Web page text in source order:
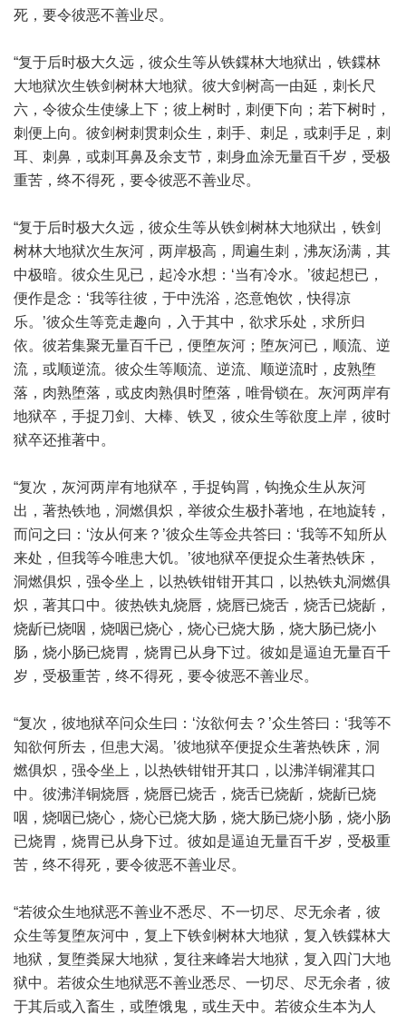
死，要令彼恶不善业尽。
“复于后时极大久远，彼众生等从铁鍱林大地狱出，铁鍱林
大地狱次生铁剑树林大地狱。彼大剑树高一由延，刺长尺
六，令彼众生使缘上下；彼上树时，刺便下向；若下树时，
刺便上向。彼剑树刺贯刺众生，刺手、刺足，或刺手足，刺
耳、刺鼻，或刺耳鼻及余支节，刺身血涂无量百千岁，受极
重苦，终不得死，要令彼恶不善业尽。
“复于后时极大久远，彼众生等从铁剑树林大地狱出，铁剑
树林大地狱次生灰河，两岸极高，周遍生刺，沸灰汤满，其
中极暗。彼众生见已，起冷水想：‘当有冷水。’彼起想已，
便作是念：‘我等往彼，于中洗浴，恣意饱饮，快得凉
乐。’彼众生等竞走趣向，入于其中，欲求乐处，求所归
依。彼若集聚无量百千已，便堕灰河；堕灰河已，顺流、逆
流，或顺逆流。彼众生等顺流、逆流、顺逆流时，皮熟堕
落，肉熟堕落，或皮肉熟俱时堕落，唯骨锁在。灰河两岸有
地狱卒，手捉刀剑、大棒、铁叉，彼众生等欲度上岸，彼时
狱卒还推著中。
“复次，灰河两岸有地狱卒，手捉钩罥，钩挽众生从灰河
出，著热铁地，洞燃俱炽，举彼众生极扑著地，在地旋转，
而问之曰：‘汝从何来？’彼众生等佥共答曰：‘我等不知所从
来处，但我等今唯患大饥。’彼地狱卒便捉众生著热铁床，
洞燃俱炽，强令坐上，以热铁钳钳开其口，以热铁丸洞燃俱
炽，著其口中。彼热铁丸烧唇，烧唇已烧舌，烧舌已烧龂，
烧龂已烧咽，烧咽已烧心，烧心已烧大肠，烧大肠已烧小
肠，烧小肠已烧胃，烧胃已从身下过。彼如是逼迫无量百千
岁，受极重苦，终不得死，要令彼恶不善业尽。
“复次，彼地狱卒问众生曰：‘汝欲何去？’众生答曰：‘我等不
知欲何所去，但患大渴。’彼地狱卒便捉众生著热铁床，洞
燃俱炽，强令坐上，以热铁钳钳开其口，以沸洋铜灌其口
中。彼沸洋铜烧唇，烧唇已烧舌，烧舌已烧龂，烧龂已烧
咽，烧咽已烧心，烧心已烧大肠，烧大肠已烧小肠，烧小肠
已烧胃，烧胃已从身下过。彼如是逼迫无量百千岁，受极重
苦，终不得死，要令彼恶不善业尽。
“若彼众生地狱恶不善业不悉尽、不一切尽、尽无余者，彼
众生等复堕灰河中，复上下铁剑树林大地狱，复入铁鍱林大
地狱，复堕粪屎大地狱，复往来峰岩大地狱，复入四门大地
狱中。若彼众生地狱恶不善业悉尽、一切尽、尽无余者，彼
于其后或入畜生，或堕饿鬼，或生天中。若彼众生本为人